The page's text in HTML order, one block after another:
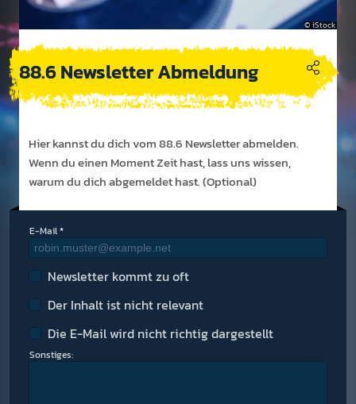
iStock
88.6 Newsletter Abmeldung
Hier kannst du dich vom 88.6 News­letter ab­melden.
Wenn du einen Moment Zeit hast, lass uns wissen,
warum du dich ab­gemel­det hast. (Op­tion­al)
E-Mail
Newsletter kommt zu oft
Der Inhalt ist nicht relevant
Die E-Mail wird nicht richtig dargestellt
Sonstiges: